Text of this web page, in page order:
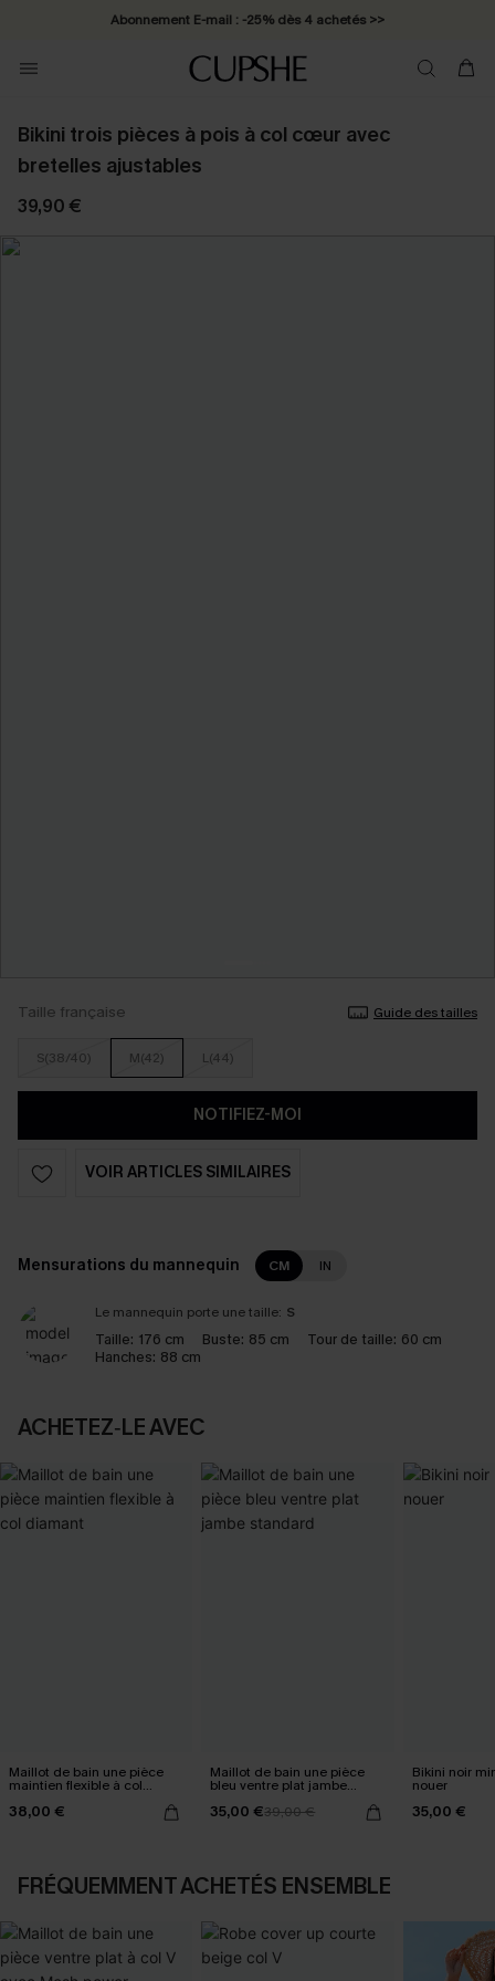
Abonnement E-mail : -25% dès 4 achetés >>
Bikini trois pièces à pois à col cœur avec
bretelles ajustables
39,90 €
Taille française Guide des tailles
S(38/40) M(42) L(44)
NOTIFIEZ-MOI
VOIR ARTICLES SIMILAIRES
Mensurations du mannequin CM IN
Le mannequin porte une taille: S
Taille: 176 cm Buste: 85 cm Tour de taille: 60 cm
Hanches: 88 cm
ACHETEZ‑LE AVEC
Maillot de bain une pièce
maintien flexible à col
38,00 €
Maillot de bain une pièce
bleu ventre plat jambe
35,00 €39,00 €
Bikini noir
nouer
35,00 €
FRÉQUEMMENT ACHETÉS ENSEMBLE